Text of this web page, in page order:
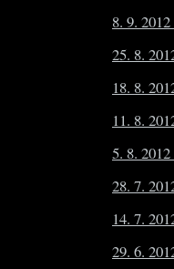
8. 9.
25. 8.
18. 8.
11. 8.
5. 8.
28. 7.
14. 7.
29. 6.